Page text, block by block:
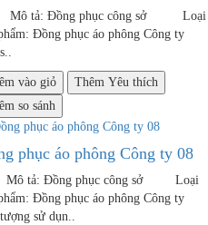
tả: Đồng phục công sở Loại
Đồng phục áo phông Công ty
vào giỏ
Thêm Yêu thích
so sánh
phục áo phông Công ty 08
tả: Đồng phục công sở Loại
Đồng phục áo phông Công ty
sử dụn..